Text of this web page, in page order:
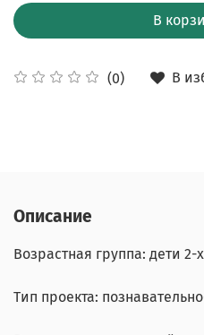
(0) В
В
Описание
Возрастная группа: дети 2-
Тип проекта: